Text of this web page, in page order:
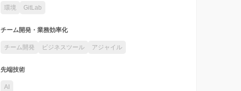
環境 GitLab
チーム開発・業務効率化
チーム開発 ビジネスツール アジャイル
先端技術
AI